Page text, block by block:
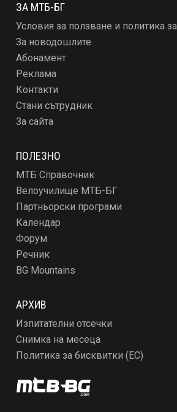
ЗА МТБ-БГ
Условия за ползване и политика
За новодошлите
Абонамент
Реклама
Контакти
Стани сътрудник
За сайта
ПОЛЕЗНО
МТБ Справочник
Велоучилище МТБ-БГ
Партньорски програми
Календар
Форум
Речник
BG Mountains
АРХИВ
Изпитателни отсечки
Снимка на месеца
Политика за бисквитки (ЕС)